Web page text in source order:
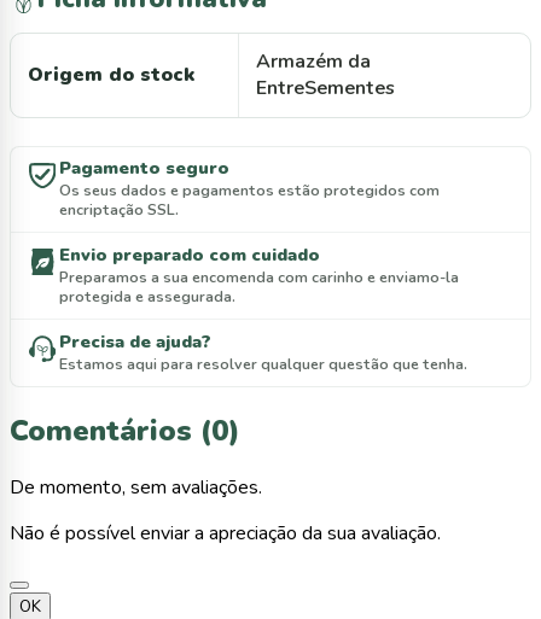
Origem do stock
Armazém da
EntreSementes
Pagamento seguro
Os seus dados e pagamentos estão protegidos com
encriptação SSL.
Envio preparado com cuidado
Preparamos a sua encomenda com carinho e enviamo-la
protegida e assegurada.
Precisa de ajuda?
Estamos aqui para resolver qualquer questão que tenha.
Comentários (0)
De momento, sem avaliações.
Não é possível enviar a apreciação da sua avaliação.
OK